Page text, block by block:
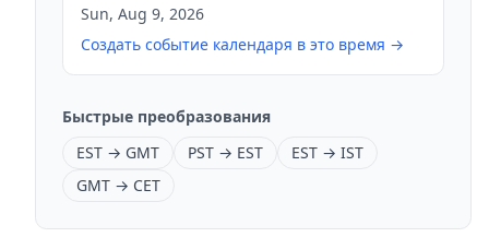
Sun, Aug 9, 2026
Создать событие календаря в это время →
Быстрые преобразования
EST → GMT
PST → EST
EST → IST
GMT → CET